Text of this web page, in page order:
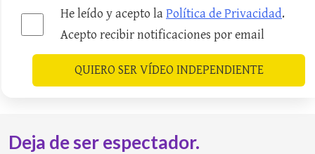
He leído y acepto laPolítica de Privacidad.
Acepto recibir notificaciones por email
QUIERO SER VÍDEO INDEPENDIENTE
Deja de ser espectador.